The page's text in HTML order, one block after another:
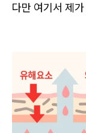
다만 여기서 제